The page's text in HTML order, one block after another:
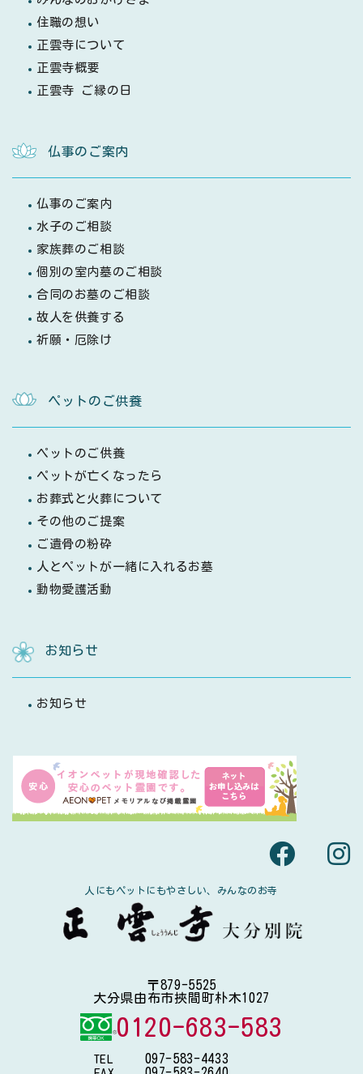
住職の想い
正雲寺について
正雲寺概要
正雲寺 ご縁の日
仏事のご案内
仏事のご案内
水子のご相談
家族葬のご相談
個別の室内墓のご相談
合同のお墓のご相談
故人を供養する
祈願・厄除け
ペットのご供養
ペットのご供養
ペットが亡くなったら
お葬式と火葬について
その他のご提案
ご遺骨の粉砕
人とペットが一緒に入れるお墓
動物愛護活動
お知らせ
お知らせ
人にもペットにもやさしい、みんなのお寺
〒879-5525
大分県由布市挾間町朴木1027
0120-683-583
TEL 097-583-4433